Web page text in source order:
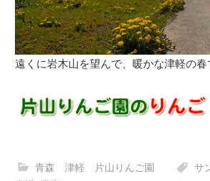
遠くに岩木山を望んで、暖かな津軽の春
青森 津軽 片山りんご園 サ